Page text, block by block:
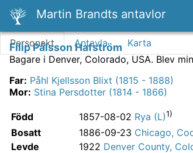
Martin Brandts antavlor
Personakt Antavla Karta
Filip Pålsson Hafström
Bagare i Denver, Colorado, USA. Blev
Far: Påhl Kjellsson Blixt (1815 - 1888)
Mor: Stina Persdotter (1814 - 1866)
Född 1857-08-02 Rya (L)1)
Bosatt 1886-09-23 Chicago,
Levde 1922 Denver County,